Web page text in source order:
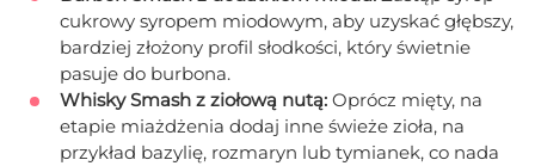
cukrowy syropem miodowym, aby uzyskać głębszy,
bardziej złożony profil słodkości, który świetnie
pasuje do burbona.
Whisky Smash z ziołową nutą: Oprócz mięty, na
etapie miażdżenia dodaj inne świeże zioła, na
przykład bazylię, rozmaryn lub tymianek, co nada